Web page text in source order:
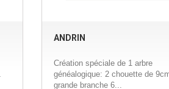
ANDRIN
Création spéciale de 1 arbre
généalogique: 2 chouette de
grande branche 6...